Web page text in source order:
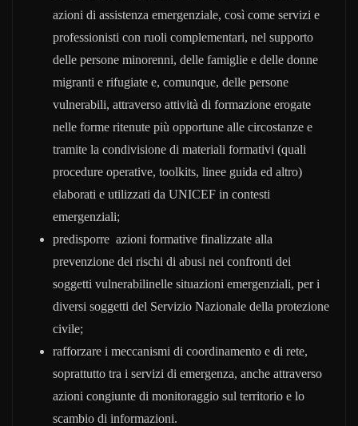
azioni di assistenza emergenziale, così come servizi e
professionisti con ruoli complementari, nel supporto
delle persone minorenni, delle famiglie e delle donne
migranti e rifugiate e, comunque, delle persone
vulnerabili, attraverso attività di formazione erogate
nelle forme ritenute più opportune alle circostanze e
tramite la condivisione di materiali formativi (quali
procedure operative, toolkits, linee guida ed altro)
elaborati e utilizzati da UNICEF in contesti
emergenziali;
predisporre azioni formative finalizzate alla
prevenzione dei rischi di abusi nei confronti dei
soggetti vulnerabilinelle situazioni emergenziali, per i
diversi soggetti del Servizio Nazionale della protezione
civile;
rafforzare i meccanismi di coordinamento e di rete,
soprattutto tra i servizi di emergenza, anche attraverso
azioni congiunte di monitoraggio sul territorio e lo
scambio di informazioni.